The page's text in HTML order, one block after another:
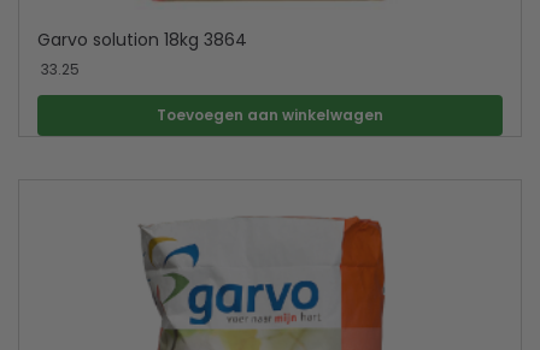
Garvo solution 18kg 3864
33.25
Toevoegen aan winkelwagen